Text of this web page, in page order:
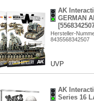
AK
GERMAN
Hersteller-
8435568342507
UVP
AK
Series 16